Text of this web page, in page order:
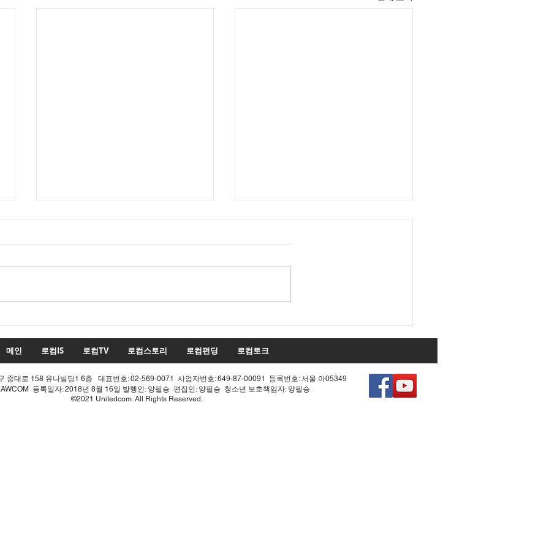
개헌', 의장 실언 한 방에 완전
침몰!
'제10차 헌법 개정'의 비참한
몰락.
메인 로컴IS 로컴TV 로컴스토리 로컴펀딩 로컴토크
중대로 158 유나빌딩1 6층 대표번호: 02-569-0071 사업자번호: 649-87-00091 등록번호: 서울 아05349
등록일자: 2018년 8월 16일 발행인: 양필승 편집인: 양필승 청소년 보호책임자: 양필승
©2021 Unitedcom. All Rights Reserved.